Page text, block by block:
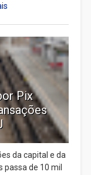
Pix
da capital e da
passa de 10 mil